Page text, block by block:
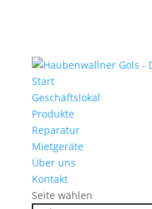
Start
Geschäftslokal
Produkte
Reparatur
Mietgeräte
Über uns
Kontakt
Seite wählen